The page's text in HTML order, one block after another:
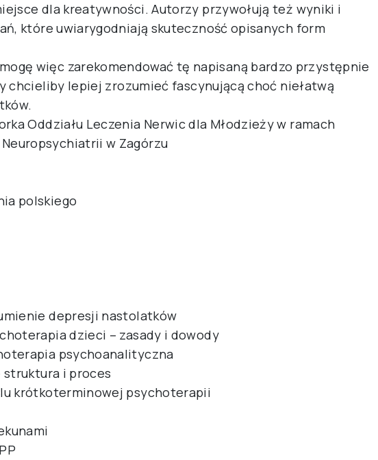
dla kreatywności. Autorzy przywołują też wyniki i
które uwiarygodniają skuteczność opisanych form
więc zarekomendować tę napisaną bardzo przystępnie
chcieliby lepiej zrozumieć fascynującą choć niełatwą
Oddziału Leczenia Nerwic dla Młodzieży w ramach
w Zagórzu
polskiego
depresji nastolatków
dzieci – zasady i dowody
psychoanalityczna
i proces
krótkoterminowej psychoterapii